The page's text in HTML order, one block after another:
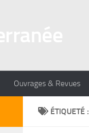
Ouvrages & Revues
ÉTIQUETÉ :